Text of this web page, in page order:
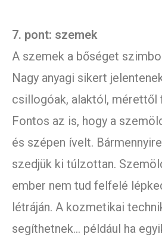
7. pont: szemek
A szemek a bőséget
Nagy anyagi sikert
csillogóak, alaktól, mérettől
Fontos az is, hogy a
és szépen ívelt.
szedjük ki túlzottan.
ember nem tud felfelé
létráján. A kozmetikai
segíthetnek… például ha